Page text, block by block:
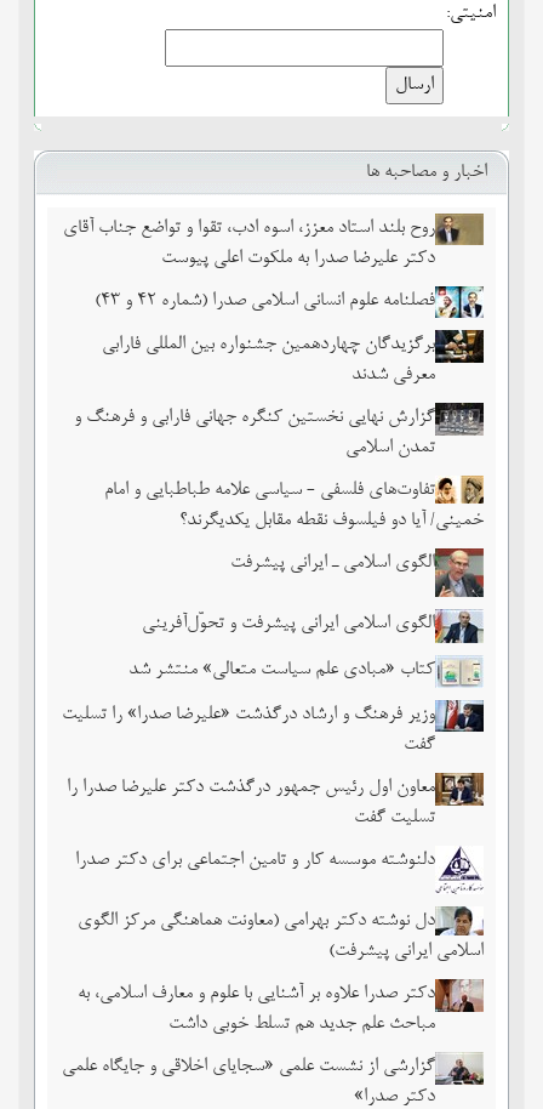
امنیتی:
اخبار و مصاحبه ها
روح بلند استاد معزز، اسوه ادب، تقوا و تواضع جناب آقای
دکتر علیرضا صدرا به ملکوت اعلی پیوست
فصلنامه علوم انسانی اسلامی صدرا (شماره 42 و 43)
برگزیدگان چهاردهمین جشنواره بین المللی فارابی
معرفی شدند
گزارش نهایی نخستین کنگره جهانی فارابی و فرهنگ و
تمدن اسلامی
تفاوت‌های فلسفی - سیاسی علامه طباطبایی و امام
خمینی/ آیا دو فیلسوف نقطه مقابل یکدیگرند؟
الگوی اسلامی ـ ایرانی پیشرفت
الگوی اسلامی ایرانی پیشرفت و تحوّل‌آفرینی
کتاب «مبادی علم سیاست متعالی» منتشر شد
وزیر فرهنگ و ارشاد درگذشت «علیرضا صدرا» را تسلیت
گفت
معاون اول رئیس جمهور درگذشت دکتر علیرضا صدرا را
تسلیت گفت
دلنوشته موسسه کار و تامین اجتماعی برای دکتر صدرا
دل نوشته دکتر بهرامی (معاونت هماهنگی مرکز الگوی
اسلامی ایرانی پیشرفت)
دکتر صدرا علاوه بر آشنایی با علوم و معارف اسلامی، به
مباحث علم جدید هم تسلط خوبی داشت
گزارشی از نشست علمی «سجایای اخلاقی و جایگاه علمی
دکتر صدرا»